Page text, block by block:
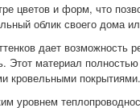
цветов и форм, что
облик своего дома
дает возможность
материал
кровельными покрытиями.
уровнем